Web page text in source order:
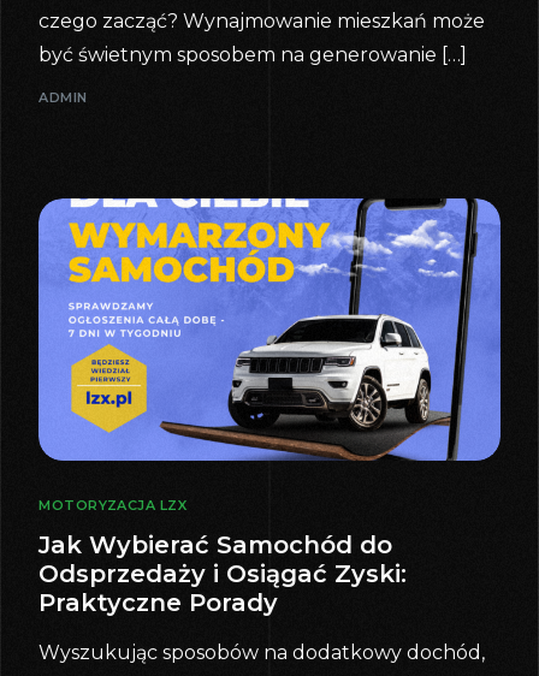
czego zacząć? Wynajmowanie mieszkań może
być świetnym sposobem na generowanie […]
ADMIN
MOTORYZACJA LZX
Jak Wybierać Samochód do
Odsprzedaży i Osiągać Zyski:
Praktyczne Porady
Wyszukując sposobów na dodatkowy dochód,